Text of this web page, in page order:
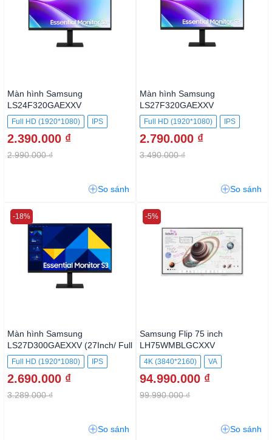
Màn hình Samsung
LS24F320GAEXXV
Full HD (1920*1080) IPS
2.390.000 ₫
2.990.000 ₫
So sánh
Màn hình Samsung
LS27F320GAEXXV
Full HD (1920*1080) IPS
2.790.000 ₫
3.490.000 ₫
So sánh
Màn hình Samsung
LS27D300GAEXXV (27Inch/ Full
HD/ 100HZ/ 250cd/m2/ IPS
Full HD (1920*1080) IPS
2.690.000 ₫
3.289.000 ₫
-18%
So sánh
Samsung Flip 75 inch
LH75WMBLGCXXV
4K (3840*2160) VA
94.990.000 ₫
99.990.000 ₫
-5%
So sánh